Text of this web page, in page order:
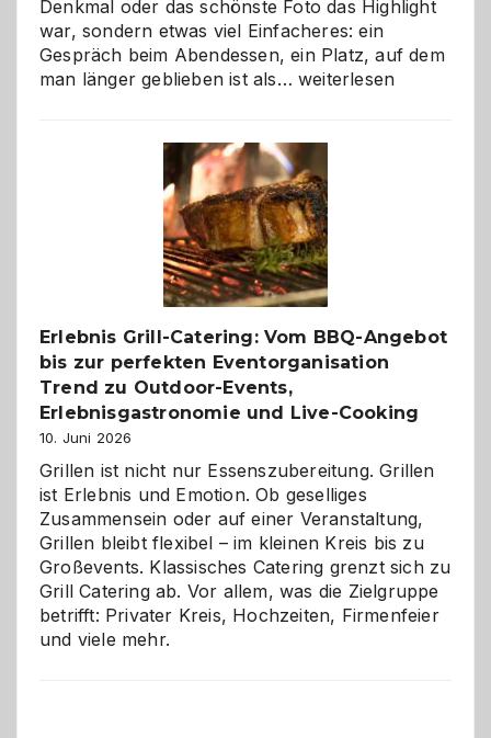
Denkmal oder das schönste Foto das Highlight
war, sondern etwas viel Einfacheres: ein
Gespräch beim Abendessen, ein Platz, auf dem
man länger geblieben ist als… Als
–
die
Gelegenheit,
neue
Reiseziele
zu
entdecken
weiterlesen
Erlebnis Grill-Catering: Vom BBQ-Angebot
bis zur perfekten Eventorganisation
Trend zu Outdoor-Events,
Erlebnisgastronomie und Live-Cooking
10. Juni 2026
Grillen ist nicht nur Essenszubereitung. Grillen
ist Erlebnis und Emotion. Ob geselliges
Zusammensein oder auf einer Veranstaltung,
Grillen bleibt flexibel – im kleinen Kreis bis zu
Großevents. Klassisches Catering grenzt sich zu
Grill Catering ab. Vor allem, was die Zielgruppe
betrifft: Privater Kreis, Hochzeiten, Firmenfeier
und viele mehr.